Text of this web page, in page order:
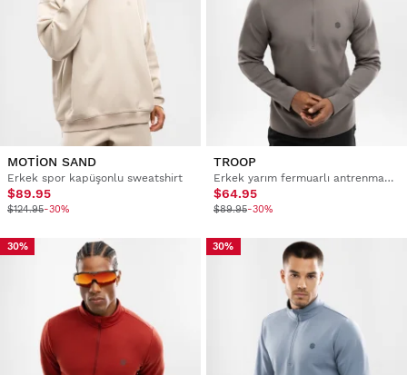
MOTION SAND
Erkek spor kapüşonlu sweatshirt
$89.95
$124.95-30%
TROOP
Erkek yarım fermuarlı antrenman sweatshirt'ü
$64.95
$89.95-30%
30% 30%